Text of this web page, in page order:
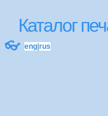
Каталог
👓 eng rus